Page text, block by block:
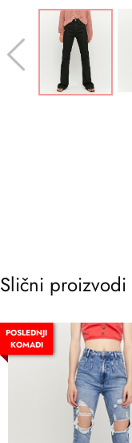
Slični proizvodi
POSLEDNJI
KOMADI